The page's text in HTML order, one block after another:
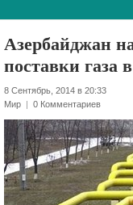
Азербайджан
поставки газа
8 Сентябрь, 2014 в 20:33
Мир
| 0 Комментариев